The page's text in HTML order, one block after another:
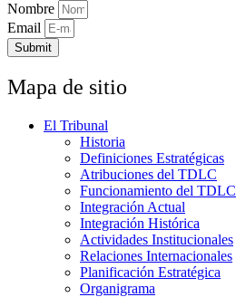
Nombre
Email
Submit
Mapa de sitio
El Tribunal
Historia
Definiciones Estratégicas
Atribuciones del TDLC
Funcionamiento del TDLC
Integración Actual
Integración Histórica
Actividades Institucionales
Relaciones Internacionales
Planificación Estratégica
Organigrama